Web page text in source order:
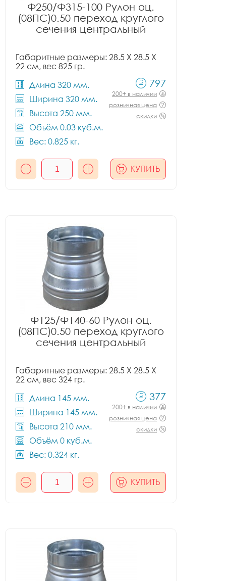
Ф250/Ф315-100 Рулон оц.
(08ПС)0.50 переход круглого
сечения центральный
Габаритные размеры: 28.5 X 28.5 X
22 см, вес 825 гр.
Длина 320 мм.
Ширина 320 мм.
Высота 250 мм.
Объём 0.03 куб.м.
Вес: 0.825 кг.
797
200+ в наличии
розничная цена
скидки
КУПИТЬ
Ф125/Ф140-60 Рулон оц.
(08ПС)0.50 переход круглого
сечения центральный
Габаритные размеры: 28.5 X 28.5 X
22 см, вес 324 гр.
Длина 145 мм.
Ширина 145 мм.
Высота 210 мм.
Объём 0 куб.м.
Вес: 0.324 кг.
377
200+ в наличии
розничная цена
скидки
КУПИТЬ